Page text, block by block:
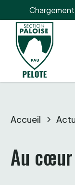
Accueil
Au